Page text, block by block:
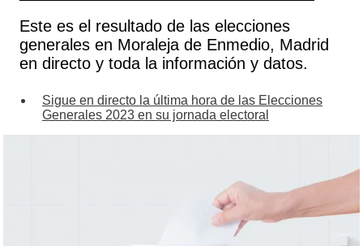
Este es el resultado de las elecciones
generales en Moraleja de Enmedio, Madrid
en directo y toda la información y datos.
Sigue en directo la última hora de las Elecciones
Generales 2023 en su jornada electoral